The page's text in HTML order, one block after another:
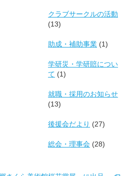
クラブサークルの活動
(13)
助成・補助事業 (1)
学研災・学研賠につい
て (1)
就職・採用のお知らせ
(13)
後援会だより (27)
総会・理事会 (28)